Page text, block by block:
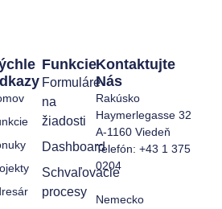
Funkcie
Formuláre
na
žiadosti
Dashboard
Schvaľovacie
procesy
Kontaktujte
Nás
Rakúsko
Haymerlegasse 32
A-1160 Viedeň
Telefón: +43 1 375
0204
Nemecko